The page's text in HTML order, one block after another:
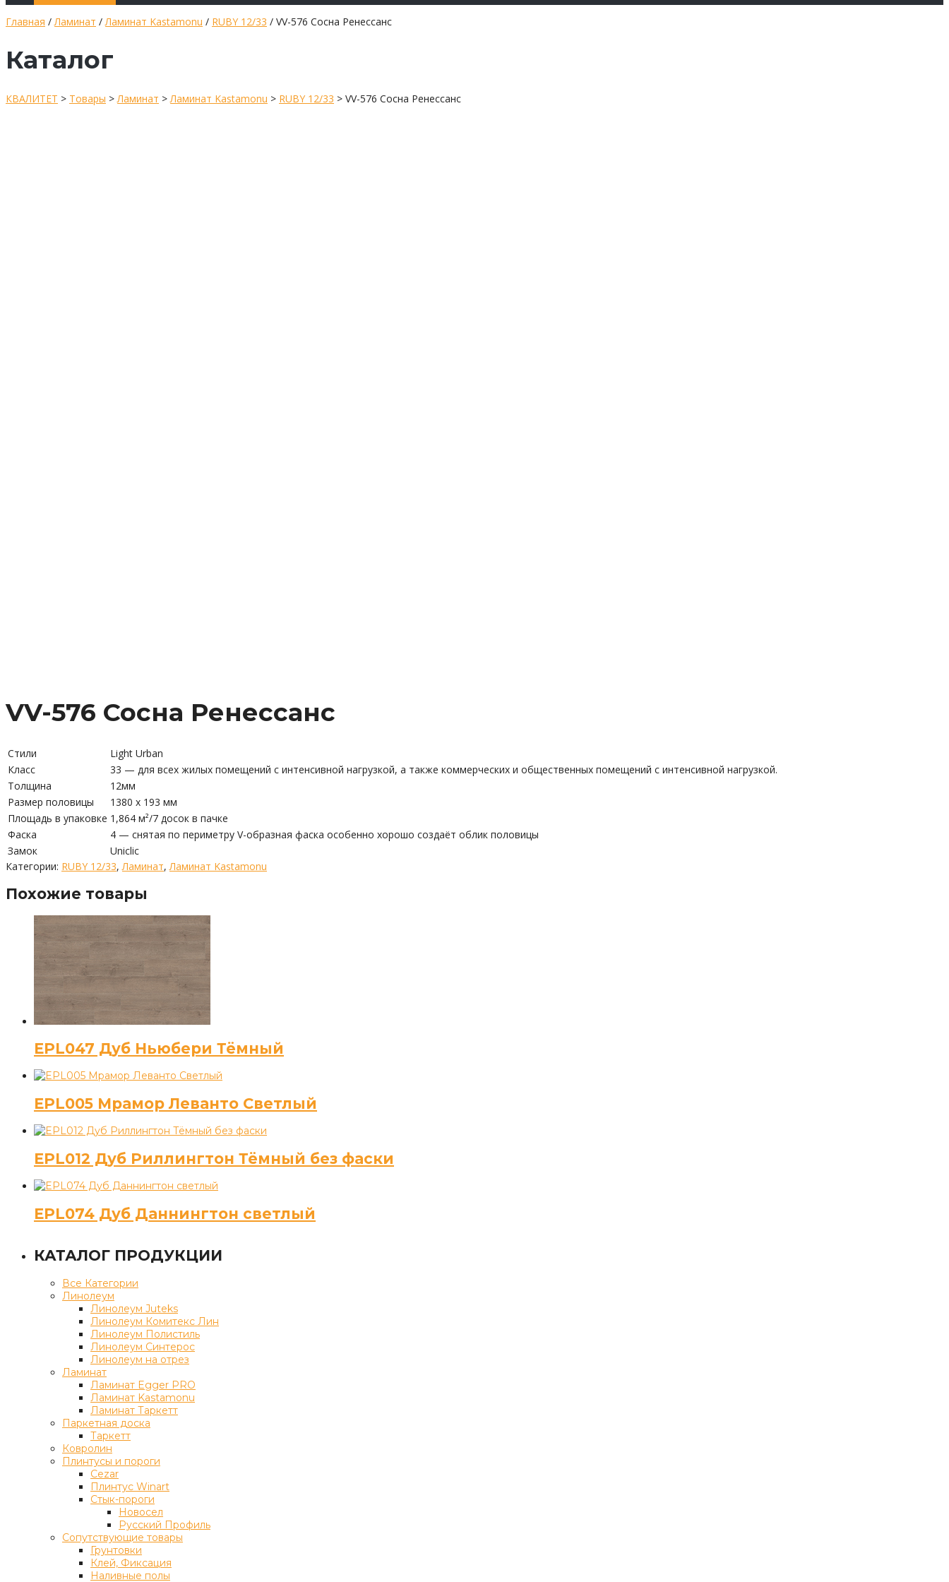
Главная /Ламинат /Ламинат Kastamonu / RUBY 12/33 / VV-576 Сосна Ренессанс
Каталог
КВАЛИТЕТ > Товары >Ламинат >Ламинат Kastamonu > RUBY 12/33 > VV-576 Сосна Ренессанс
VV-576 Сосна Ренессанс
Стили
Light Urban
Класс
33 — для всех жилых помещений с интенсивной нагрузкой, а также коммерческих и общественных помещений с интенсивной нагрузкой.
Толщина
12мм
Размер половицы
1380 х 193 мм
Площадь в упаковке 1,864 м²/7 досок в пачке
Фаска
4 — снятая по периметру V-образная фаска особенно хорошо создаёт облик половицы
Замок
Uniclic
Категории: RUBY 12/33, Ламинат, Ламинат Kastamonu
Похожие товары
EPL047 Дуб Ньюбери Тёмный
EPL005 Мрамор Леванто Светлый
EPL012 Дуб Риллингтон Тёмный без фаски
EPL074 Дуб Даннингтон светлый
КАТАЛОГ ПРОДУКЦИИ
Все Категории
Линолеум
Линолеум Juteks
Линолеум Комитекс Лин
Линолеум Полистиль
Линолеум Синтерос
Линолеум на отрез
Ламинат
Ламинат Egger PRO
Ламинат Kastamonu
Ламинат Таркетт
Паркетная доска
Таркетт
Ковролин
Плинтусы и пороги
Cezar
Плинтус Winart
Стык-пороги
Новосел
Русский Профиль
Сопутствующие товары
Грунтовки
Клей, Фиксация
Наливные полы